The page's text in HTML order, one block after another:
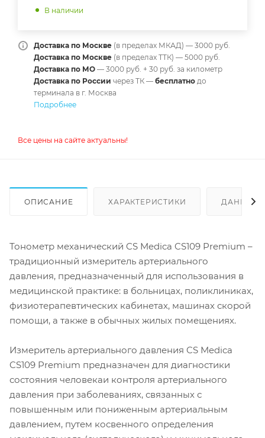
В наличии
Доставка по Москве (в пределах МКАД) — 3000 руб.
Доставка по Москве (в пределах ТТК) — 5000 руб.
Доставка по МО — 3000 руб. + 30 руб. за километр
Доставка по России через ТК — бесплатно до
терминала в г. Москва
Подробнее
Все цены на сайте актуальны!
ОПИСАНИЕ ХАРАКТЕРИСТИКИ ДАННЫЕ
Тонометр механический CS Medica CS109 Premium –
традиционный измеритель артериального
давления, предназначенный для использования в
медицинской практике: в больницах, поликлиниках,
физиотерапевтических кабинетах, машинах скорой
помощи, а также в обычных жилых помещениях.
Измеритель артериального давления CS Medica
CS109 Premium предназначен для диагностики
состояния человекаи контроля артериального
давления при заболеваниях, связанных с
повышенным или пониженным артериальным
давлением, путем косвенного определения